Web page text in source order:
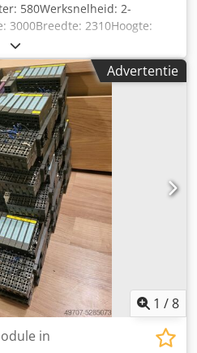
580Werksnelheid: 2-
3000Breedte: 2310Hoogte:
gegevens: - Gelast
3 rollen worden aangedreven
van hoogwaardig speciaal
geslepen - Horizontale
- Mobiel
onder een hoek -
buigen - Digitale
display STANDAARD -
--. - Dedpfx Acjh Alh Uo
Advertentie
1 /8
in